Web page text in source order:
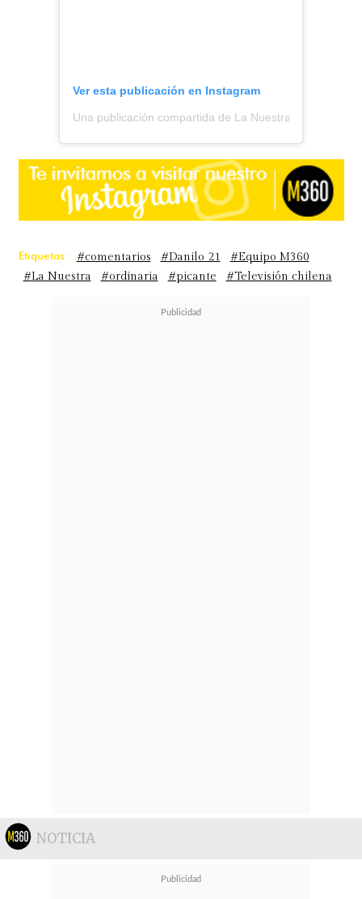
esfuerzo, puede finalmente saborear
[Fotos por Revista Sarah]
Ver esta publicación en Instagram
Una publicación compartida de La Nuestra
Etiquetas : #comentarios #Danilo 21
#Equipo M360
#La Nuestra
#ordinaria #picante #Televisión chilena
NOTICIA